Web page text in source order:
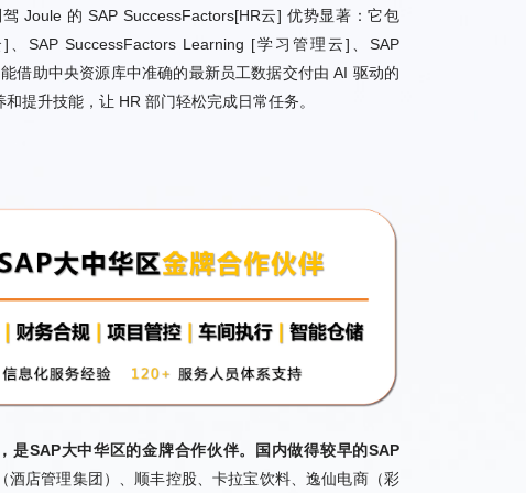
提升技能，让 HR 部门轻松完成日常任务。